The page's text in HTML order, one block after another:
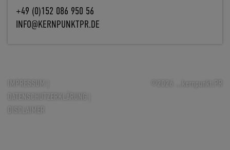
+49 (0)152 086 950 56
INFO@KERNPUNKTPR.DE
IMPRESSUM
DATENSCHUTZERKLÄRUNG
DISCLAIMER
©2026 ...kernpunkt.PR